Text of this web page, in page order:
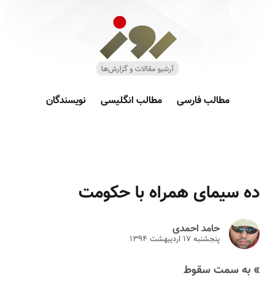
مطالب فارسی مطالب انگلیسی نویسندگان
ده سیمای همراه با حکومت
حامد احمدی
پنجشنبه ۱۷ ارديبهشت ۱۳۹۴
» به سمت سقوط